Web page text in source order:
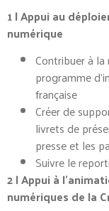
1 | Appui au
numérique
Contribuer à
programme
française
Créer de
livrets de
presse et les
Suivre le
2 | Appui à
numériques de la